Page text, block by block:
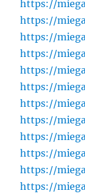
https://
https://
https://
https://
https://
https://
https://
https://
https://
https://
https://
https://